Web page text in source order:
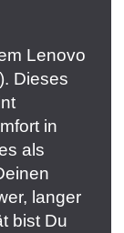
Lenovo
Dieses
in
als
langer
bist Du